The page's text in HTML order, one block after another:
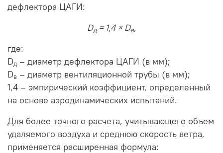
дефлектора ЦАГИ:
Dд= 1,4 × Dв,
где:
Dд – диаметр дефлектора ЦАГИ (в мм);
Dв – диаметр вентиляционной трубы (в мм);
1,4 – эмпирический коэффициент, определенный
на основе аэродинамических испытаний.
Для более точного расчета, учитывающего объем
удаляемого воздуха и среднюю скорость ветра,
применяется расширенная формула: